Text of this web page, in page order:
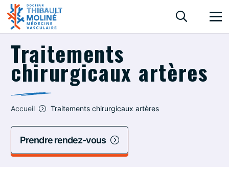
Traitements
chirurgicaux artères
Accueil Traitements chirurgicaux artères
Prendre rendez-vous